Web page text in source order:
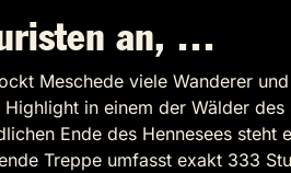
an, …
Meschede viele Wanderer
in einem der Wälder
Ende des Hennesees
Treppe umfasst exakt 333